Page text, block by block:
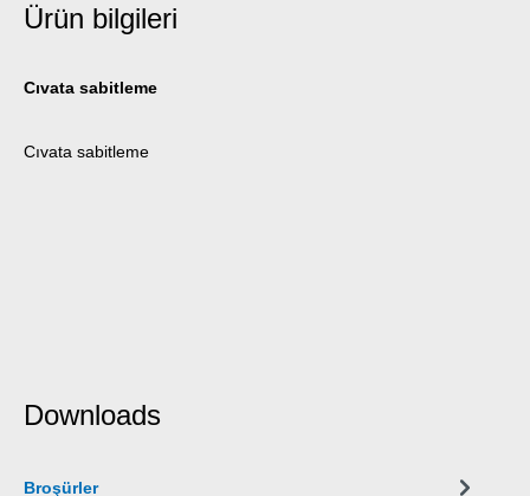
Ürün bilgileri
Cıvata sabitleme
Cıvata sabitleme
Downloads
Broşürler